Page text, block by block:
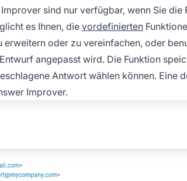
sind nur verfügbar, wenn Sie
es Ihnen, die vordefinierten
erweitern oder zu vereinfachen, oder
angepasst wird. Die Funktion
Antwort wählen können. Eine
Improver.